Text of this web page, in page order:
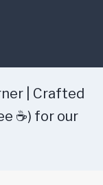
| Crafted
☕) for our